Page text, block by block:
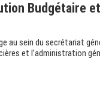
Budgétaire
au sein du secrétariat
et l’administration